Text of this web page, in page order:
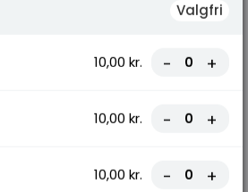
Valgfri
10,00 kr. - +
10,00 kr. - +
10,00 kr. - +